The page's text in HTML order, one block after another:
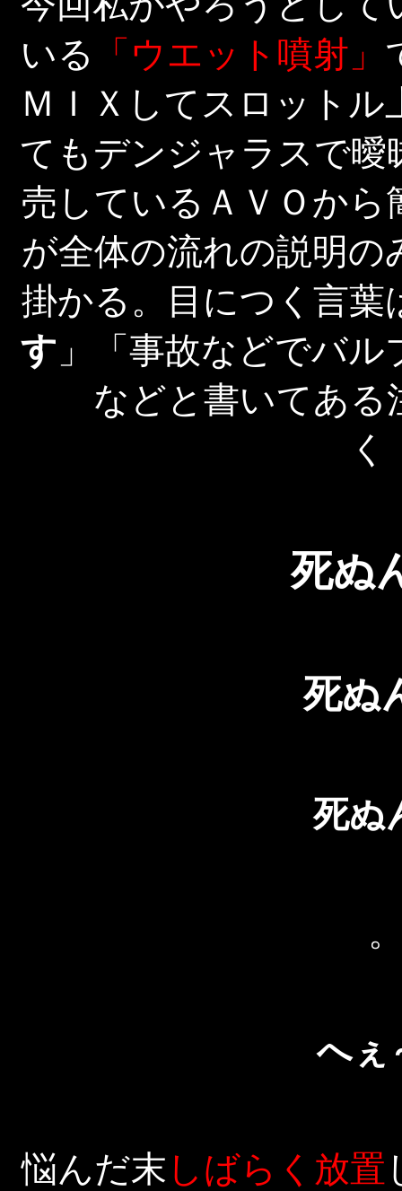
いる
「ウエット噴射」
ＭＩＸしてスロット
てもデンジャラスで曖
売しているＡＶＯから
が全体の流れの説明
掛かる。目につく言葉
す 」「事故などでバ
などと書いてある
く
死ぬ
死ぬ
死ぬ
へぇ
悩んだ末 しばらく放置